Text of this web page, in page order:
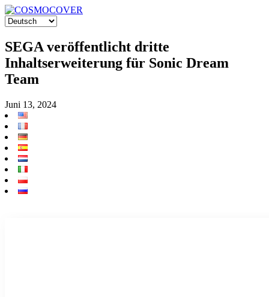
SEGA veröffentlicht dritte
Inhaltserweiterung für Sonic Dream
Team
Juni 13, 2024